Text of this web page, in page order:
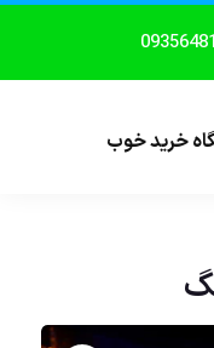
خرید خوب